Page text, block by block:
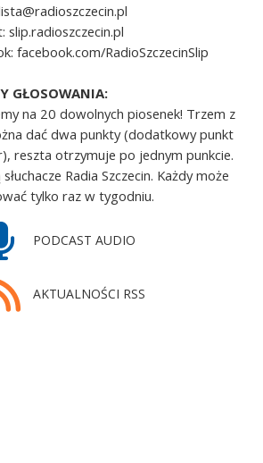
slip.radioszczecin.pl
facebook.com/RadioSzczecinSlip
GŁOSOWANIA:
na 20 dowolnych piosenek! Trzem z
dać dwa punkty (dodatkowy punkt
reszta otrzymuje po jednym punkcie.
słuchacze Radia Szczecin. Każdy może
tylko raz w tygodniu.
PODCAST AUDIO
AKTUALNOŚCI RSS